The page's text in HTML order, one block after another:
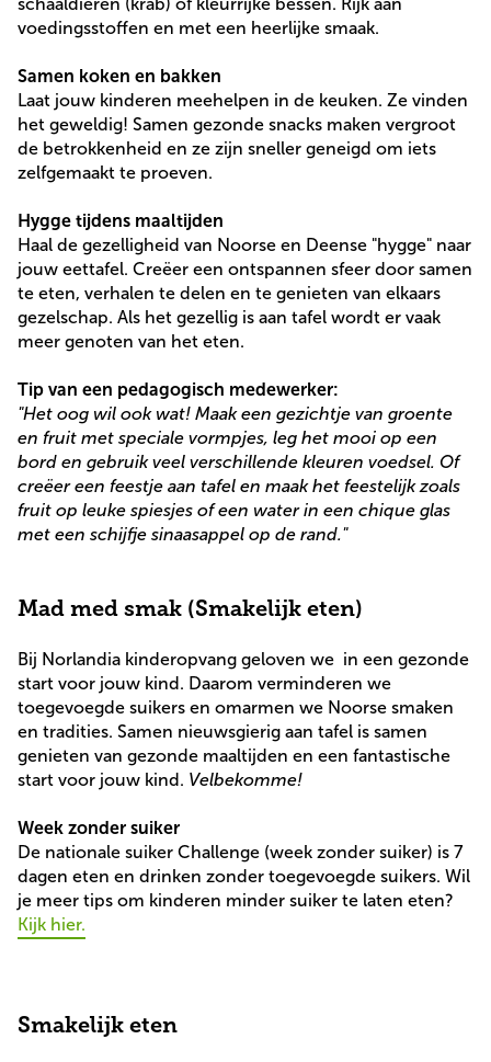
schaaldieren (krab) of kleurrijke bessen. Rijk aan
voedingsstoffen en met een heerlijke smaak.
Samen koken en bakken
Laat jouw kinderen meehelpen in de keuken. Ze vinden
het geweldig! Samen gezonde snacks maken vergroot
de betrokkenheid en ze zijn sneller geneigd om iets
zelfgemaakt te proeven.
Hygge tijdens maaltijden
Haal de gezelligheid van Noorse en Deense "hygge" naar
jouw eettafel. Creëer een ontspannen sfeer door samen
te eten, verhalen te delen en te genieten van elkaars
gezelschap. Als het gezellig is aan tafel wordt er vaak
meer genoten van het eten.
Tip van een pedagogisch medewerker:
"Het oog wil ook wat! Maak een gezichtje van groente
en fruit met speciale vormpjes, leg het mooi op een
bord en gebruik veel verschillende kleuren voedsel. Of
creëer een feestje aan tafel en maak het feestelijk zoals
fruit op leuke spiesjes of een water in een chique glas
met een schijfje sinaasappel op de rand."
Mad med smak (Smakelijk eten)
Bij Norlandia kinderopvang geloven we in een gezonde
start voor jouw kind. Daarom verminderen we
toegevoegde suikers en omarmen we Noorse smaken
en tradities. Samen nieuwsgierig aan tafel is samen
genieten van gezonde maaltijden en een fantastische
start voor jouw kind. Velbekomme!
Week zonder suiker
De nationale suiker Challenge (week zonder suiker) is 7
dagen eten en drinken zonder toegevoegde suikers. Wil
je meer tips om kinderen minder suiker te laten eten?
Kijk hier.
Smakelijk eten